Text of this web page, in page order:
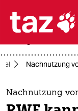

themen
Nachnutzung
Nachnutzung